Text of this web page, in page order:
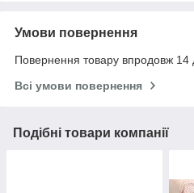
Умови повернення
Повернення товару впродовж 14
Всі умови повернення
Подібні товари компанії